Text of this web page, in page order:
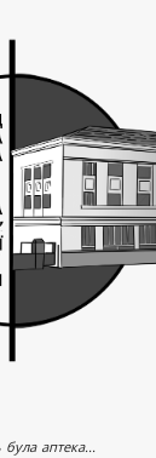
була аптека...